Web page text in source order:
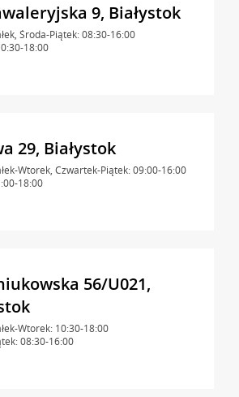
9, Białystok
Środa-Piątek: 08:30-16:00
18:00
29, Białystok
Wtorek, Czwartek-Piątek: 09:00-16:00
18:00
56/U021,
Wtorek: 10:30-18:00
08:30-16:00